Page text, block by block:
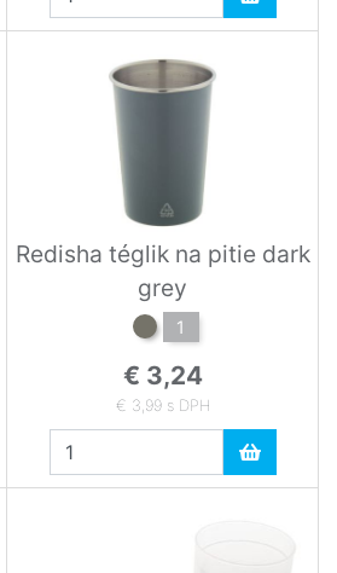
Redisha téglik na pitie dark
grey
1
€ 3,24
€ 3,99 s DPH